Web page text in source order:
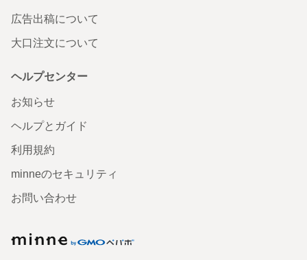
広告出稿について
大口注文について
ヘルプセンター
お知らせ
ヘルプとガイド
利用規約
minneのセキュリティ
お問い合わせ